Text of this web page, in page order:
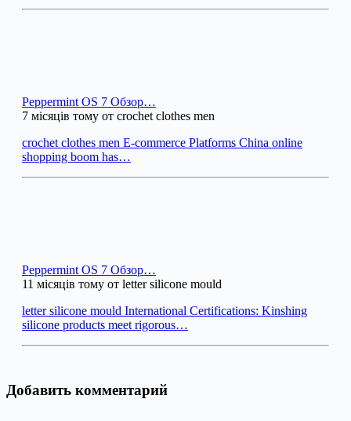
Peppermint OS 7 Обзор…
7 місяців тому от crochet clothes men
crochet clothes men E-commerce Platforms China online
shopping boom has…
Peppermint OS 7 Обзор…
11 місяців тому от letter silicone mould
letter silicone mould International Certifications: Kinshing
silicone products meet rigorous…
Добавить комментарий